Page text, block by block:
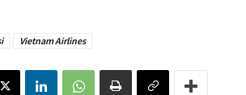
Vietnam Airlines